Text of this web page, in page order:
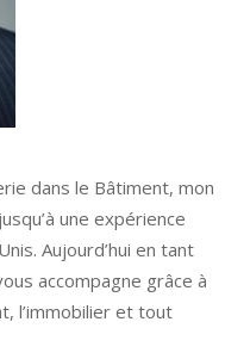
dans le Bâtiment, mon
une expérience
Aujourd’hui en tant
accompagne grâce à
l’immobilier et tout